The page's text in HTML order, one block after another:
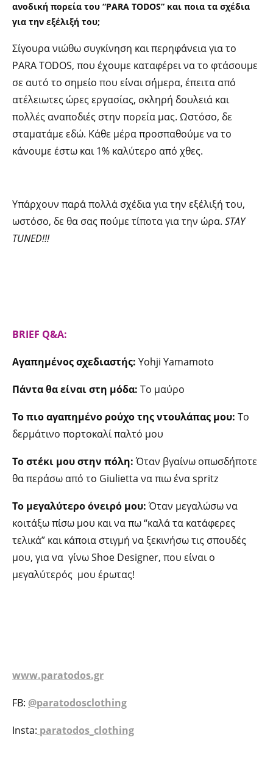
ανοδική πορεία του “PARA TODΟS” και ποια τα σχέδια
για την εξέλιξή του;
Σίγουρα νιώθω συγκίνηση και περηφάνεια για το
PARA TODOS, που έχουμε καταφέρει να το φτάσουμε
σε αυτό το σημείο που είναι σήμερα, έπειτα από
ατέλειωτες ώρες εργασίας, σκληρή δουλειά και
πολλές αναποδιές στην πορεία μας. Ωστόσο, δε
σταματάμε εδώ. Κάθε μέρα προσπαθούμε να το
κάνουμε έστω και 1% καλύτερο από χθες.
Υπάρχουν παρά πολλά σχέδια για την εξέλιξή του,
ωστόσο, δε θα σας πούμε τίποτα για την ώρα. STAY
TUNED!!!
BRIEF Q&A:
Αγαπημένος σχεδιαστής: Yohji Yamamoto
Πάντα θα είναι στη μόδα: Το μαύρο
To πιο αγαπημένο ρούχο της ντουλάπας μου: Το
δερμάτινο πορτοκαλί παλτό μου
To στέκι μου στην πόλη:Όταν βγαίνω οπωσδήποτε
θα περάσω από το Giulietta να πιω ένα spritz
Το μεγαλύτερο όνειρό μου:Όταν μεγαλώσω να
κοιτάξω πίσω μου και να πω “καλά τα κατάφερες
τελικά” και κάποια στιγμή να ξεκινήσω τις σπουδές
μου, για να γίνω Shoe Designer, που είναι ο
μεγαλύτερός μου έρωτας!
www.paratodos.gr
FB: @paratodosclothing
Insta: paratodos_clothing